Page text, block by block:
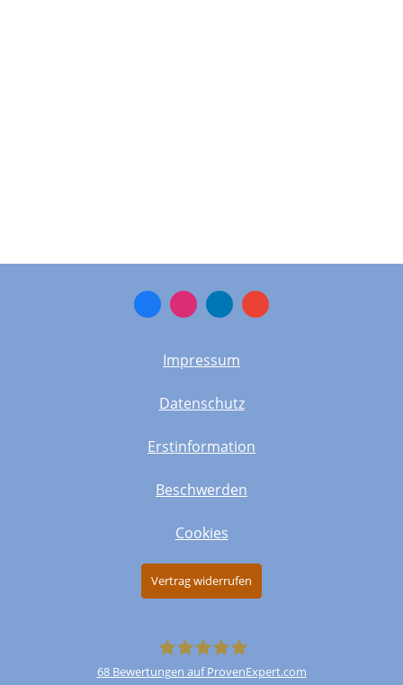
Impressum
Datenschutz
Erstinformation
Beschwerden
Cookies
Vertrag widerrufen
68Bewertungen auf ProvenExpert.com